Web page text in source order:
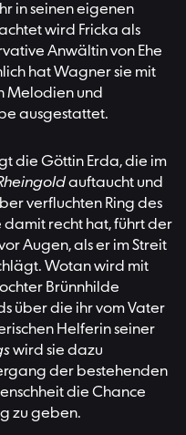
in seinen eigenen
wird Fricka als
Anwältin von Ehe
hat Wagner sie mit
Melodien und
ausgestattet.
die Göttin Erda, die im
auftaucht und
verfluchten Ring des
damit recht hat, führt der
Augen, als er im Streit
Wotan wird mit
Brünnhilde
über die ihr vom Vater
Helferin seiner
wird sie dazu
der bestehenden
die Chance
zu geben.